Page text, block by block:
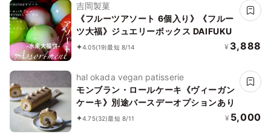
吉岡製菓
《フルーツアソート 6個入り》《フルー
ツ大福》ジュエリーボックス DAIFUKU
4.05(19)最短 8/14 ¥ 3,888
hal okada vegan patisserie
モンブラン・ロールケーキ《ヴィーガン
ケーキ》別途バースデーオプションあり
4.75(32)最短 8/11 ¥ 5,000